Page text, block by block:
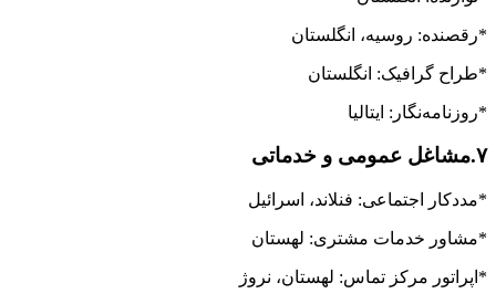
*رقصنده: روسیه، انگلستان
*طراح گرافیک: انگلستان
*روزنامه‌نگار: ایتالیا
۷‌.مشاغل عمومی و خدماتی
*مددکار اجتماعی: فنلاند، اسرائیل
*مشاور خدمات مشتری: لهستان
*اپراتور مرکز تماس: لهستان، نروژ